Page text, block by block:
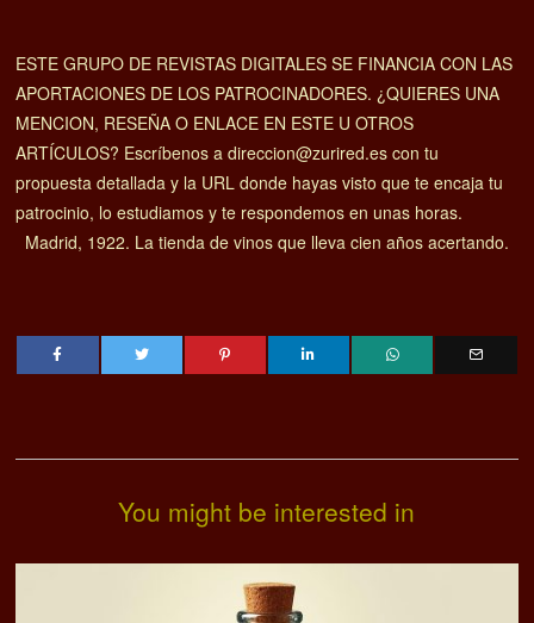
ESTE GRUPO DE REVISTAS DIGITALES SE FINANCIA CON LAS
APORTACIONES DE LOS PATROCINADORES. ¿QUIERES UNA
MENCION, RESEÑA O ENLACE EN ESTE U OTROS
ARTÍCULOS? Escríbenos a direccion@zurired.es con tu
propuesta detallada y la URL donde hayas visto que te encaja tu
patrocinio, lo estudiamos y te respondemos en unas horas.
Madrid, 1922. La tienda de vinos que lleva cien años acertando.
You might be interested in